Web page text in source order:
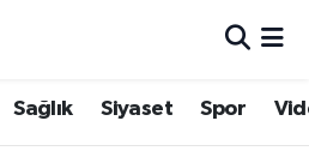
Sağlık Siyaset Spor